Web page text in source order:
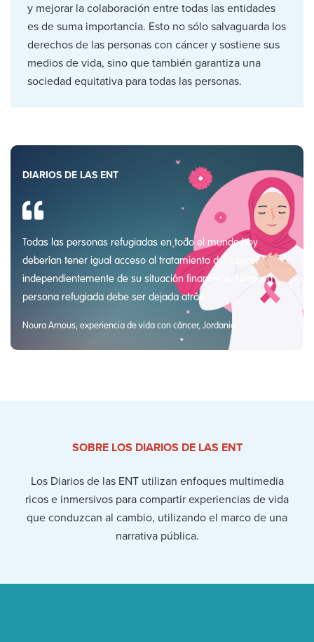
y mejorar la colaboración entre todas las entidades
es de suma importancia. Esto no sólo salvaguarda los
derechos de las personas con cáncer y sostiene sus
medios de vida, sino que también garantiza una
sociedad equitativa para todas las personas.
DIARIOS DE LAS ENT
Todas las personas refugiadas en todo el mundo hoy
deberían tener igual acceso al tratamiento del cáncer
independientemente de su situación financiera. Ninguna
persona refugiada debe ser dejada atrás.
Noura Arnous, experiencia de vida con cáncer, Jordania
SOBRE LOS DIARIOS DE LAS ENT
Los Diarios de las ENT utilizan enfoques multimedia
ricos e inmersivos para compartir experiencias de vida
que conduzcan al cambio, utilizando el marco de una
narrativa pública.